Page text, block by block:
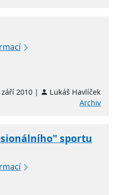
září 2010 |
Lukáš Havlíček
Archiv
sportu